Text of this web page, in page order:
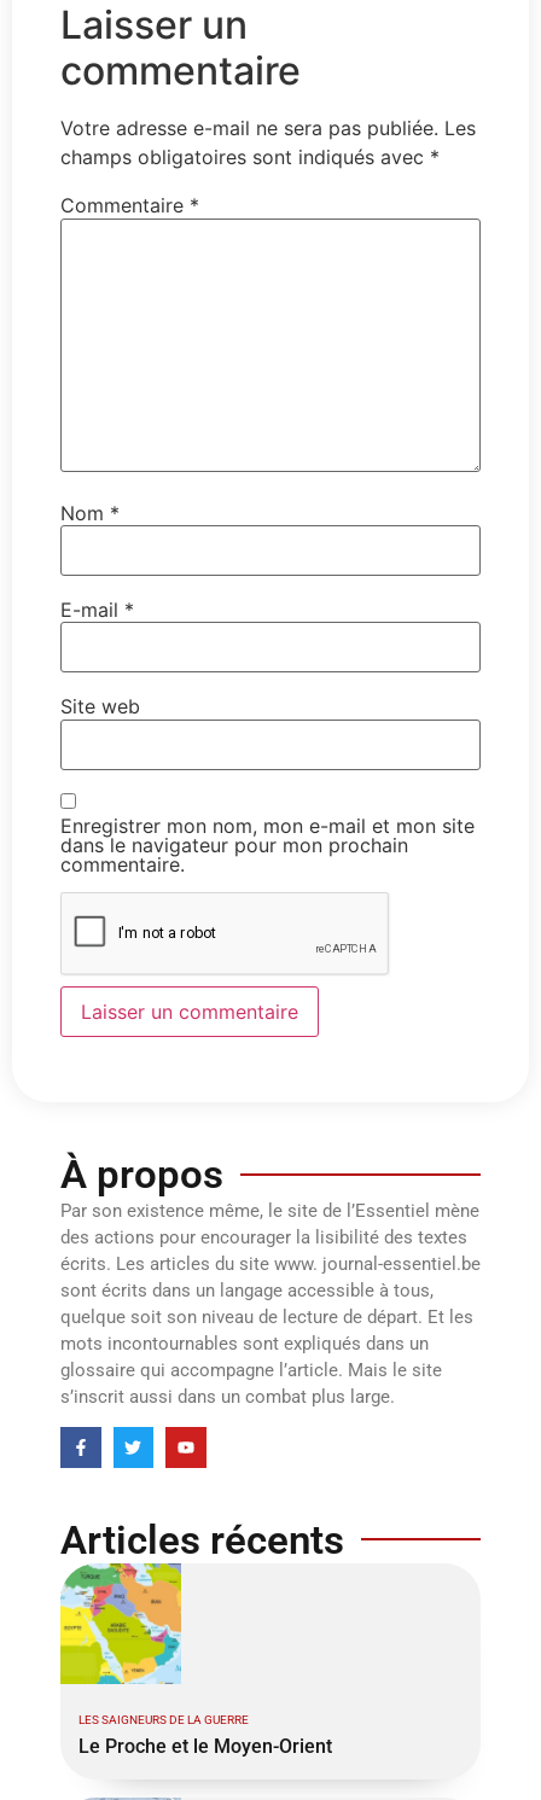
Laisser un
commentaire
Votre adresse e-mail ne sera pas publiée. Les
champs obligatoires sont indiqués avec *
Commentaire *
Nom *
E-mail *
Site web
Enregistrer mon nom, mon e-mail et mon site
dans le navigateur pour mon prochain
commentaire.
À propos
Par son existence même, le site de l’Essentiel mène
des actions pour encourager la lisibilité des textes
écrits. Les articles du site www. journal-essentiel.be
sont écrits dans un langage accessible à tous,
quelque soit son niveau de lecture de départ. Et les
mots incontournables sont expliqués dans un
glossaire qui accompagne l’article. Mais le site
s’inscrit aussi dans un combat plus large.
Articles récents
LES SAIGNEURS DE LA GUERRE
Le Proche et le Moyen-Orient